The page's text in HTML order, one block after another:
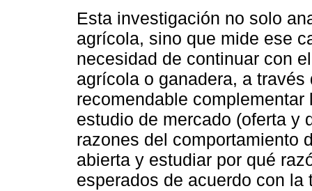
Esta investigación no solo
agrícola, sino que mide ese
necesidad de continuar con
agrícola o ganadera, a
recomendable
estudio de mercado (oferta y
razones del comportamiento
abierta y estudiar por qué
esperados de acuerdo con la